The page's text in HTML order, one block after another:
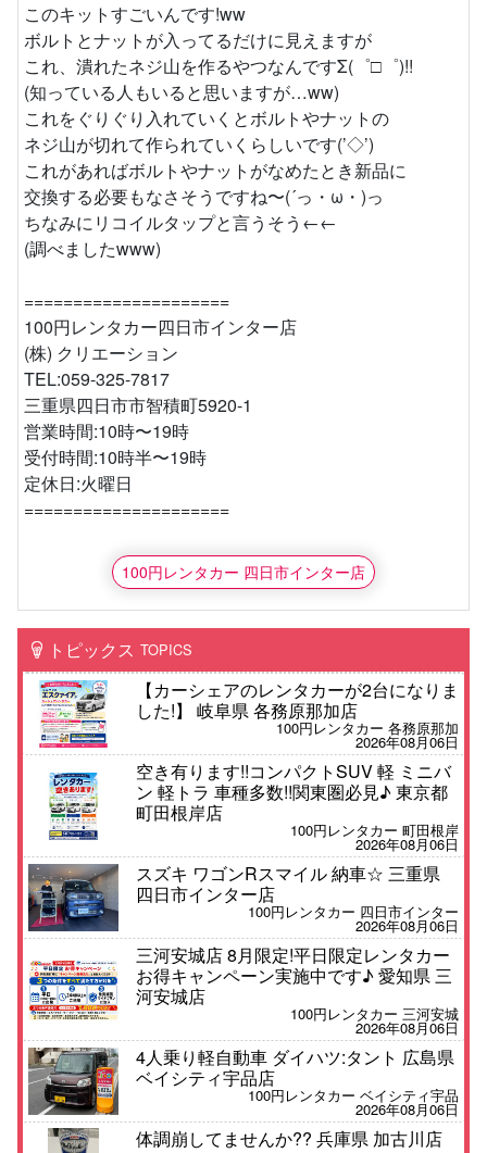
このキットすごいんです!ww
ボルトとナットが入ってるだけに見えますが
これ、潰れたネジ山を作るやつなんですΣ(゜□゜)!!
(知っている人もいると思いますが…ww)
これをぐりぐり入れていくとボルトやナットの
ネジ山が切れて作られていくらしいです(’◇’)
これがあればボルトやナットがなめたとき新品に
交換する必要もなさそうですね〜(´っ・ω・)っ
ちなみにリコイルタップと言うそう←←
(調べましたwww)
=====================
100円レンタカー四日市インター店
(株) クリエーション
TEL:059-325-7817
三重県四日市市智積町5920-1
営業時間:10時〜19時
受付時間:10時半〜19時
定休日:火曜日
=====================
100円レンタカー 四日市インター店
トピックス TOPICS
【カーシェアのレンタカーが2台になりま
した!】 岐阜県 各務原那加店
100円レンタカー 各務原那加
2026年08月06日
空き有ります!!コンパクトSUV 軽 ミニバ
ン 軽トラ 車種多数!!関東圏必見♪ 東京都
町田根岸店
100円レンタカー 町田根岸
2026年08月06日
スズキ ワゴンRスマイル 納車☆ 三重県
四日市インター店
100円レンタカー 四日市インター
2026年08月06日
三河安城店 8月限定!平日限定レンタカー
お得キャンペーン実施中です♪ 愛知県 三
河安城店
100円レンタカー 三河安城
2026年08月06日
4人乗り軽自動車 ダイハツ:タント 広島県
ベイシティ宇品店
100円レンタカー ベイシティ宇品
2026年08月06日
体調崩してませんか?? 兵庫県 加古川店